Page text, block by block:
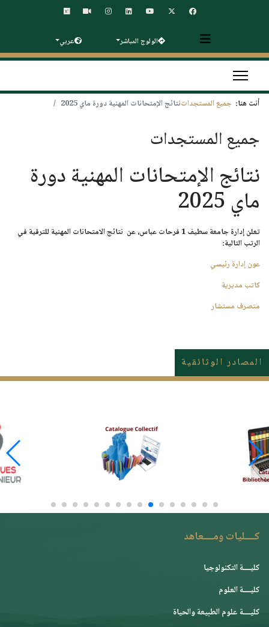
الولوج المباشر عربي
أنت هنا: جميع المستجداتنتائج الإمتحانات المهنية دورة ماي 2025
جميع المستجدات
نتائج الإمتحانات المهنية دورة
ماي 2025
تعلن إدارة جامعة سطيف 1 فرحات عباس
، عن نتائج الامتحانات المهنية للترقية في
الرتب التالية:
عون إدارة رئيسي
كاتب مديرية
متصرف مستشار
المصادر الوثائقية
كــــليات ومــــعاهد
كليــــة التكنولوجيا
كليــــة العلوم
كليــــة علوم الطبيعة والحياة